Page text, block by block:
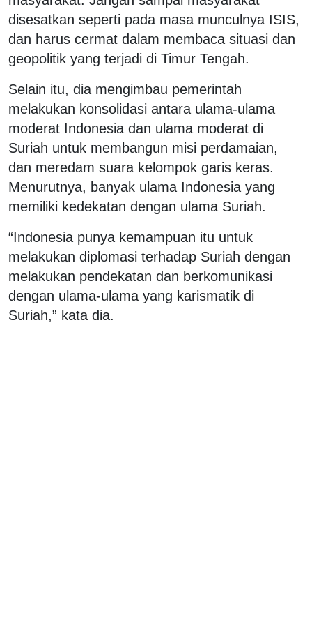
disesatkan seperti pada masa munculnya ISIS,
dan harus cermat dalam membaca situasi dan
geopolitik yang terjadi di Timur Tengah.
Selain itu, dia mengimbau pemerintah
melakukan konsolidasi antara ulama-ulama
moderat Indonesia dan ulama moderat di
Suriah untuk membangun misi perdamaian,
dan meredam suara kelompok garis keras.
Menurutnya, banyak ulama Indonesia yang
memiliki kedekatan dengan ulama Suriah.
“Indonesia punya kemampuan itu untuk
melakukan diplomasi terhadap Suriah dengan
melakukan pendekatan dan berkomunikasi
dengan ulama-ulama yang karismatik di
Suriah,” kata dia.